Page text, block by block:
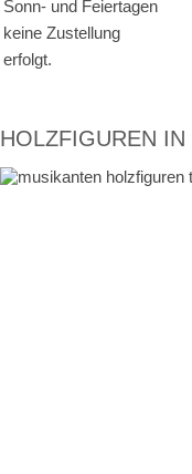
Sonn- und Feiertagen
keine Zustellung
erfolgt.
HOLZFIGUREN IN